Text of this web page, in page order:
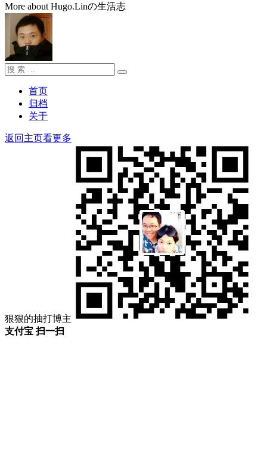
More about Hugo.Linの生活志
搜
搜
首页
归档
关于
返回主页看更多
狠狠的抽打博主
支付宝 扫一扫